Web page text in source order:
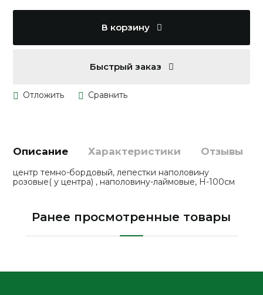
В корзину
Быстрый заказ
Описание Характеристики Отзывы
центр темно-бордовый, лепестки наполовину
розовые( у центра) , наполовину-лаймовые, Н-100см
Ранее просмотренные товары